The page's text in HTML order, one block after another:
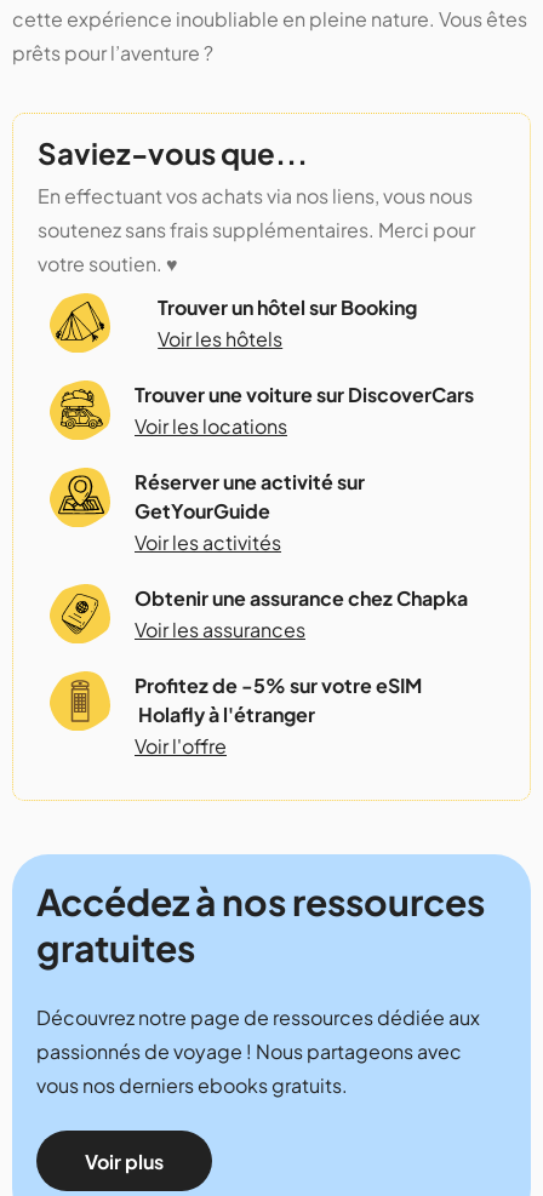
cette expérience inoubliable en pleine nature. Vous êtes
prêts pour l’aventure ?
Saviez-vous que...
En effectuant vos achats via nos liens, vous nous
soutenez sans frais supplémentaires. Merci pour
votre soutien. ♥️
Trouver un hôtel sur Booking
Voir les hôtels
Trouver une voiture sur DiscoverCars
Voir les locations
Réserver une activité sur
GetYourGuide
Voir les activités
Obtenir une assurance chez Chapka
Voir les assurances
Profitez de -5% sur votre eSIM
Holafly à l'étranger
Voir l'offre
Accédez à nos ressources
gratuites
Découvrez notre page de ressources dédiée aux
passionnés de voyage ! Nous partageons avec
vous nos derniers ebooks gratuits.
Voir plus